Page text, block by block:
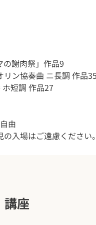
の謝肉祭」作品9
リン協奏曲 ニ長調 作品
短調 作品27
由
の入場はご遠慮ください
講座